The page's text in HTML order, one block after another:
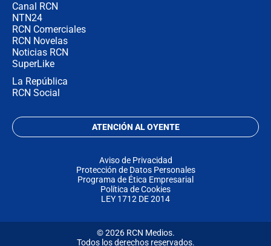
Canal RCN
NTN24
RCN Comerciales
RCN Novelas
Noticias RCN
SuperLike
La República
RCN Social
ATENCIÓN AL OYENTE
Aviso de Privacidad
Protección de Datos Personales
Programa de Ética Empresarial
Política de Cookies
LEY 1712 DE 2014
© 2026 RCN Medios.
Todos los derechos reservados.